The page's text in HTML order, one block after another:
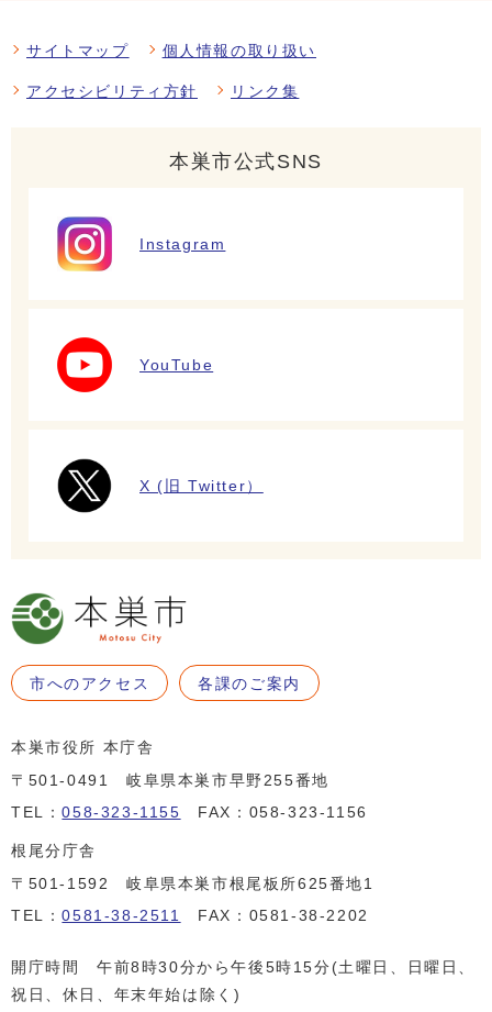
サイトマップ 個人情報の取り扱い
アクセシビリティ方針 リンク集
本巣市公式SNS
Instagram
YouTube
X (旧 Twitter）
市へのアクセス 各課のご案内
本巣市役所 本庁舎
〒501-0491 岐阜県本巣市早野255番地
TEL：058-323-1155 FAX：058-323-1156
根尾分庁舎
〒501-1592 岐阜県本巣市根尾板所625番地1
TEL：0581-38-2511 FAX：0581-38-2202
開庁時間 午前8時30分から午後5時15分(土曜日、日曜日、
祝日、休日、年末年始は除く)